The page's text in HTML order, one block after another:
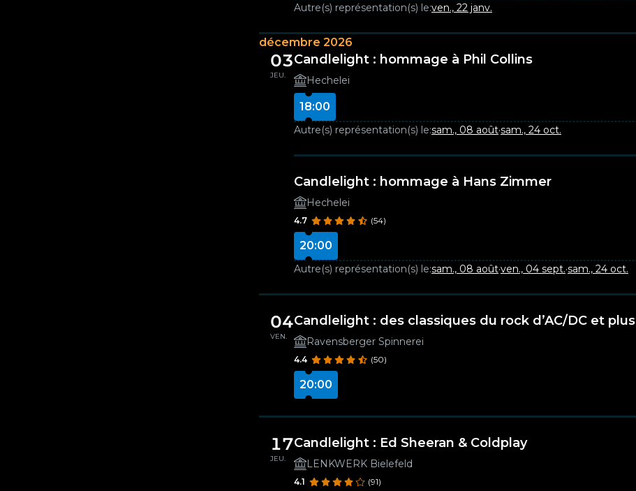
Autre(s) représentation(s) le:ven., 22 janv.
décembre 2026
03
JEU.
Candlelight : hommage à Phil Collins
Hechelei
18:00
Autre(s) représentation(s) le:sam., 08 août·sam., 24 oct.
Candlelight : hommage à Hans Zimmer
Hechelei
4.7 (54)
20:00
Autre(s) représentation(s) le:sam., 08 août·ven., 04 sept.·sam., 24 oct.
04
VEN.
Candlelight : des classiques du rock d’AC/DC et plus
Ravensberger Spinnerei
4.4 (50)
20:00
17
JEU.
Candlelight : Ed Sheeran & Coldplay
LENKWERK Bielefeld
4.1 (91)